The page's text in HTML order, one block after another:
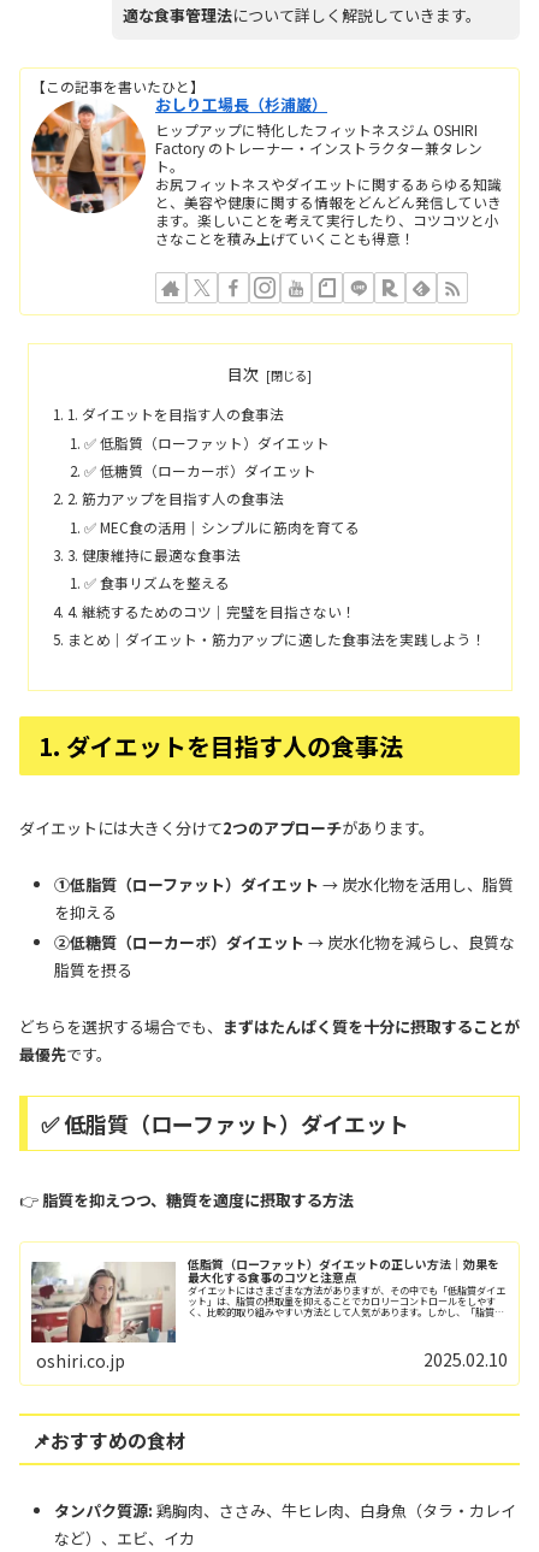
適な食事管理法について詳しく解説していきます。
【この記事を書いたひと】
おしり工場長（杉浦巌）
ヒップアップに特化したフィットネスジム OSHIRI
Factory のトレーナー・インストラクター兼タレン
ト。
お尻フィットネスやダイエットに関するあらゆる知識
と、美容や健康に関する情報をどんどん発信していき
ます。楽しいことを考えて実行したり、コツコツと小
さなことを積み上げていくことも得意！
目次
1. ダイエットを目指す人の食事法
✅ 低脂質（ローファット）ダイエット
✅ 低糖質（ローカーボ）ダイエット
2. 筋力アップを目指す人の食事法
✅ MEC食の活用｜シンプルに筋肉を育てる
3. 健康維持に最適な食事法
✅ 食事リズムを整える
4. 継続するためのコツ｜完璧を目指さない！
まとめ｜ダイエット・筋力アップに適した食事法を実践しよう！
1. ダイエットを目指す人の食事法
ダイエットには大きく分けて2つのアプローチがあります。
①低脂質（ローファット）ダイエット → 炭水化物を活用し、脂質
を抑える
②低糖質（ローカーボ）ダイエット → 炭水化物を減らし、良質な
脂質を摂る
どちらを選択する場合でも、 まずはたんぱく質を十分に摂取することが
最優先です。
✅ 低脂質（ローファット）ダイエット
👉脂質を抑えつつ、糖質を適度に摂取する方法
低脂質（ローファット）ダイエットの正しい方法｜効果を
最大化する食事のコツと注意点
ダイエットにはさまざまな方法がありますが、その中でも「低脂質ダイエ
ット」は、脂質の摂取量を抑えることでカロリーコントロールをしやす
く、比較的取り組みやすい方法として人気があります。しかし、「脂質を
oshiri.co.jp 2025.02.10
📌おすすめの食材
タンパク質源: 鶏胸肉、ささみ、牛ヒレ肉、白身魚（タラ・カレイ
など）、エビ、イカ